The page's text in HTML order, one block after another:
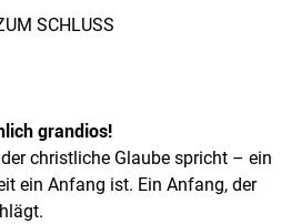
SCHLUSS
grandios!
christliche Glaube spricht – ein
ein Anfang ist. Ein Anfang, der